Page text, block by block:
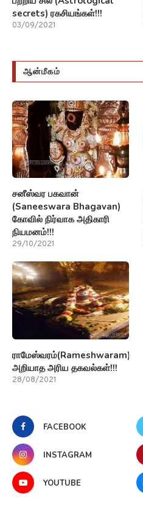
secrets) ரகசியங்கள்!!!
03/09/2021
ஆன்மீகம்
சனீஸ்வர பகவான்
(Saneeswara Bhagavan)
கோவில் நிர்வாக அதிகாரி
நியமனம்!!!
29/10/2021
ராமேஸ்வரம்(Rameshwaram)பற்றி
அறியாத அரிய தகவல்கள்!!!
28/08/2021
FACEBOOK
INSTAGRAM
YOUTUBE